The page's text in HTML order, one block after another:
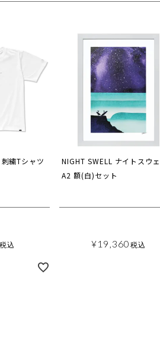
繍Tシャツ
税込
NIGHT SWELL ナイトスウ
A2 額(白)セット
¥19,360 税込